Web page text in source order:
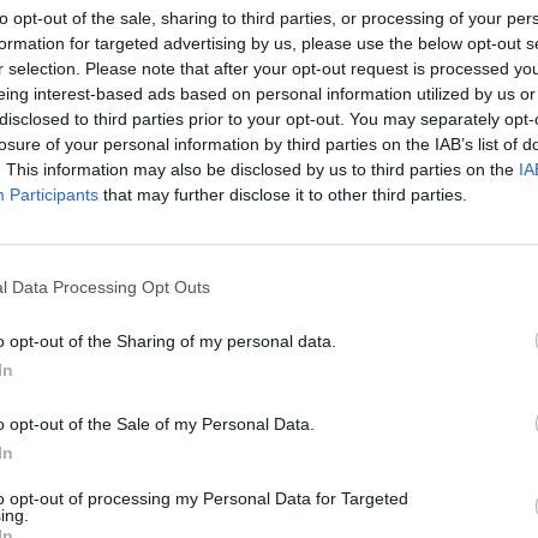
opt-out of the sale, sharing to third parties, or processing of your
for targeted advertising by us, please use the below opt-out
selection. Please note that after your opt-out request is processed
interest-based ads based on personal information utilized by us
to third parties prior to your opt-out. You may separately
of your personal information by third parties on the IAB’s list of
This information may also be disclosed by us to third parties on the
Participants that may further disclose it to other third parties.
Data Processing Opt Outs
opt-out of the Sharing of my personal data.
opt-out of the Sale of my Personal Data.
opt-out of processing my Personal Data for Targeted
“Se sei già cliente Very, vai sull’app Very in “Offerta”> “Info SIM e
un’eSIM sostitutiva gratuita
“, scrive l’operatore
Detto, fatto. Una volta aperta la richiesta si riceverà un’email con
COME ATTIVARE L’ESIM
Una volta andata a buon fine, arriverà una seconda email